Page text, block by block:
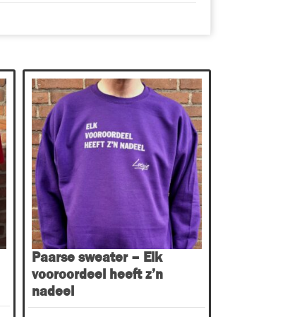
Paarse sweater – Elk
vooroordeel heeft z’n
nadeel
Dit
product
heeft
meerdere
variaties.
Deze
optie
kan
gekozen
worden
op
de
productpagina